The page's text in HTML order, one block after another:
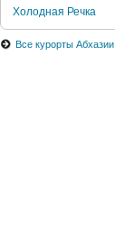
Холодная Речка
Все курорты Абхазии